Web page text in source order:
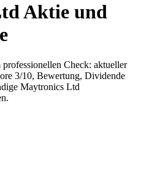
Aktie und
Check: aktueller
3/10, Bewertung, Dividende
Maytronics Ltd